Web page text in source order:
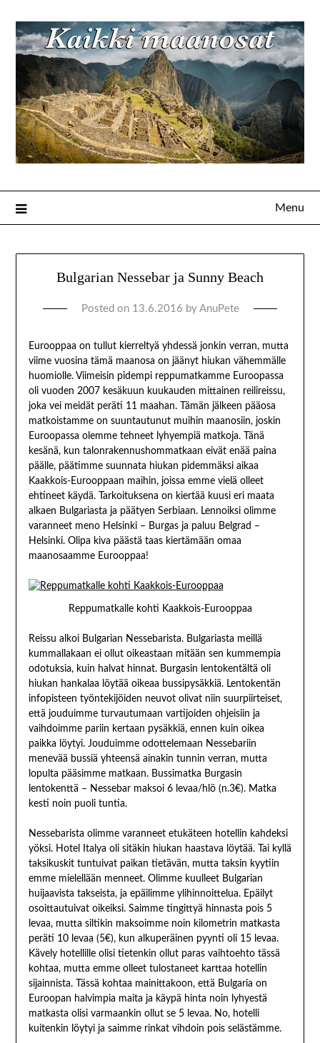
Menu
Bulgarian Nessebar ja Sunny Beach
Posted on 13.6.2016 by AnuPete
Eurooppaa on tullut kierreltyä yhdessä jonkin verran, mutta
viime vuosina tämä maanosa on jäänyt hiukan vähemmälle
huomiolle. Viimeisin pidempi reppumatkamme Euroopassa
oli vuoden 2007 kesäkuun kuukauden mittainen reilireissu,
joka vei meidät peräti 11 maahan. Tämän jälkeen pääosa
matkoistamme on suuntautunut muihin maanosiin, joskin
Euroopassa olemme tehneet lyhyempiä matkoja. Tänä
kesänä, kun talonrakennushommatkaan eivät enää paina
päälle, päätimme suunnata hiukan pidemmäksi aikaa
Kaakkois-Eurooppaan maihin, joissa emme vielä olleet
ehtineet käydä. Tarkoituksena on kiertää kuusi eri maata
alkaen Bulgariasta ja päätyen Serbiaan. Lennoiksi olimme
varanneet meno Helsinki – Burgas ja paluu Belgrad –
Helsinki. Olipa kiva päästä taas kiertämään omaa
maanosaamme Eurooppaa!
Reppumatkalle kohti Kaakkois-Eurooppaa
Reissu alkoi Bulgarian Nessebarista. Bulgariasta meillä
kummallakaan ei ollut oikeastaan mitään sen kummempia
odotuksia, kuin halvat hinnat. Burgasin lentokentältä oli
hiukan hankalaa löytää oikeaa bussipysäkkiä. Lentokentän
infopisteen työntekijöiden neuvot olivat niin suurpiirteiset,
että jouduimme turvautumaan vartijoiden ohjeisiin ja
vaihdoimme pariin kertaan pysäkkiä, ennen kuin oikea
paikka löytyi. Jouduimme odottelemaan Nessebariin
menevää bussiä yhteensä ainakin tunnin verran, mutta
lopulta pääsimme matkaan. Bussimatka Burgasin
lentokenttä – Nessebar maksoi 6 levaa/hlö (n.3€). Matka
kesti noin puoli tuntia.
Nessebarista olimme varanneet etukäteen hotellin kahdeksi
yöksi. Hotel Italya oli sitäkin hiukan haastava löytää. Tai kyllä
taksikuskit tuntuivat paikan tietävän, mutta taksin kyytiin
emme mielellään menneet. Olimme kuulleet Bulgarian
huijaavista takseista, ja epäilimme ylihinnoittelua. Epäilyt
osoittautuivat oikeiksi. Saimme tingittyä hinnasta pois 5
levaa, mutta siltikin maksoimme noin kilometrin matkasta
peräti 10 levaa (5€), kun alkuperäinen pyynti oli 15 levaa.
Kävely hotellille olisi tietenkin ollut paras vaihtoehto tässä
kohtaa, mutta emme olleet tulostaneet karttaa hotellin
sijainnista. Tässä kohtaa mainittakoon, että Bulgaria on
Euroopan halvimpia maita ja käypä hinta noin lyhyestä
matkasta olisi varmaankin ollut se 5 levaa. No, hotelli
kuitenkin löytyi ja saimme rinkat vihdoin pois selästämme.